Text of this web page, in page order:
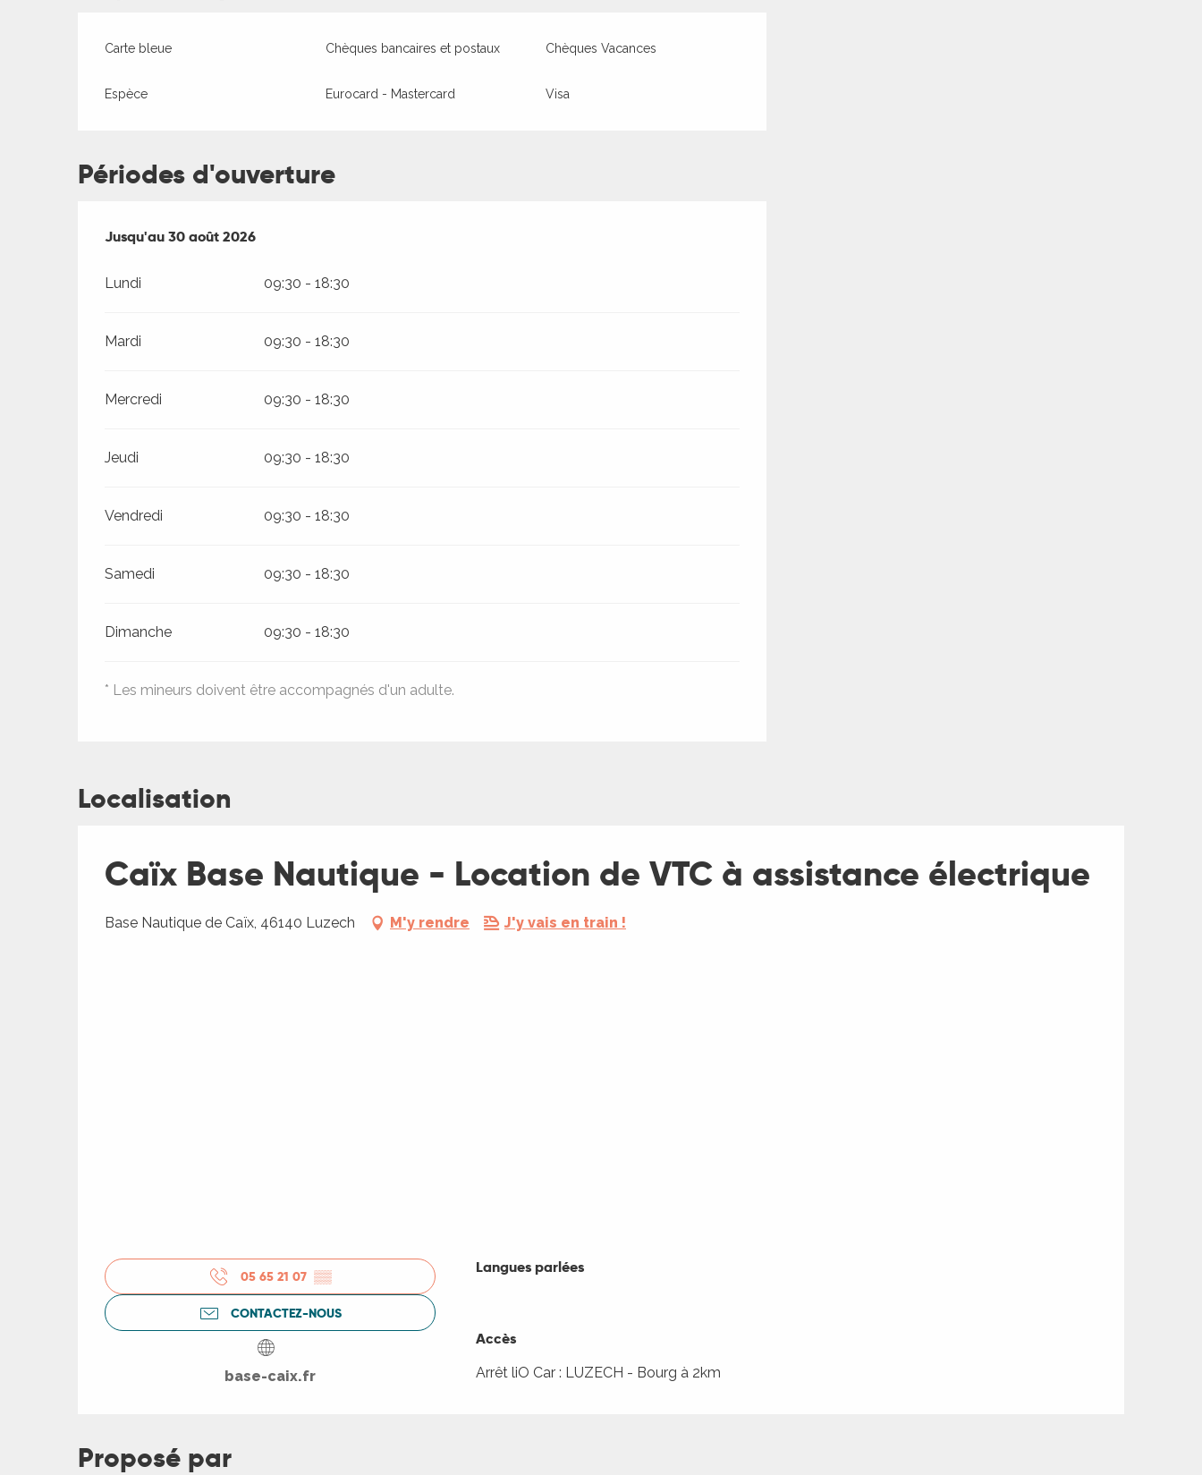
Carte bleue Chèques bancaires et postaux Chèques Vacances
Espèce Eurocard - Mastercard Visa
Périodes d'ouverture
Du6 juillet 2026au30 août 2026
Jusqu'au30 août 2026
Lundi 09:30 - 18:30
Mardi 09:30 - 18:30
Mercredi 09:30 - 18:30
Jeudi 09:30 - 18:30
Vendredi 09:30 - 18:30
Samedi 09:30 - 18:30
Dimanche 09:30 - 18:30
* Les mineurs doivent être accompagnés d'un adulte.
Localisation
Caïx Base Nautique - Location de VTC à assistance électrique
Base Nautique de Caïx, 46140 Luzech M'y rendre J'y vais en train !
05 65 21 07 ▒▒
CONTACTEZ-NOUS
base-caix.fr
Langues parlées
Langues parlées
Accès
Accès
Arrêt liO Car : LUZECH - Bourg à 2km
Proposé par